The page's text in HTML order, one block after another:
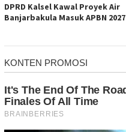
DPRD Kalsel Kawal Proyek Air
Banjarbakula Masuk APBN 2027